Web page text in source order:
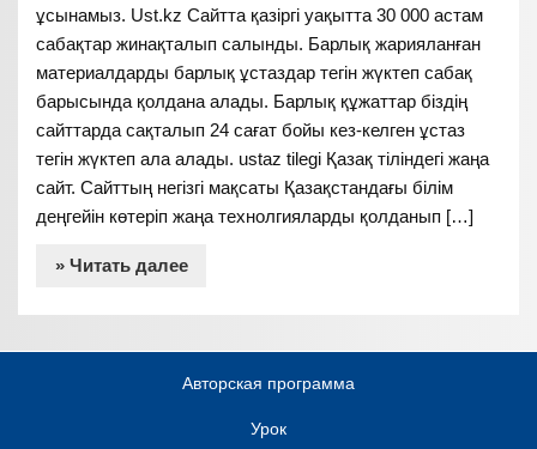
ұсынамыз. Ust.kz Сайтта қазіргі уақытта 30 000 астам
сабақтар жинақталып салынды. Барлық жарияланған
материалдарды барлық ұстаздар тегін жүктеп сабақ
барысында қолдана алады. Барлық құжаттар біздің
сайттарда сақталып 24 сағат бойы кез-келген ұстаз
тегін жүктеп ала алады. ustaz tilegi Қазақ тіліндегі жаңа
сайт. Сайттың негізгі мақсаты Қазақстандағы білім
деңгейін көтеріп жаңа технолгияларды қолданып […]
» Читать далее
Авторская программа
Урок